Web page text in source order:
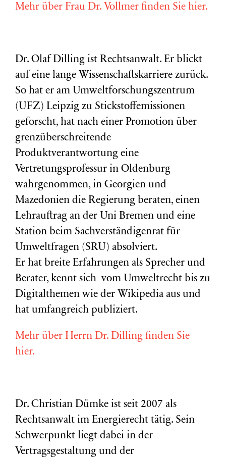
Mehr über Frau Dr. Vollmer finden Sie hier.
Dr. Olaf Dilling ist Rechtsanwalt. Er blickt
auf eine lange Wissenschaftskarriere zurück.
So hat er am Umweltforschungszentrum
(UFZ) Leipzig zu Stickstoffemissionen
geforscht, hat nach einer Promotion über
grenzüberschreitende
Produktverantwortung eine
Vertretungsprofessur in Oldenburg
wahrgenommen, in Georgien und
Mazedonien die Regierung beraten, einen
Lehrauftrag an der Uni Bremen und eine
Station beim Sachverständigenrat für
Umweltfragen (SRU) absolviert.
Er hat breite Erfahrungen als Sprecher und
Berater, kennt sich vom Umweltrecht bis zu
Digitalthemen wie der Wikipedia aus und
hat umfangreich publiziert.
Mehr über Herrn Dr. Dilling finden Sie
hier.
Dr. Christian Dümke ist seit 2007 als
Rechtsanwalt im Energierecht tätig. Sein
Schwerpunkt liegt dabei in der
Vertragsgestaltung und der